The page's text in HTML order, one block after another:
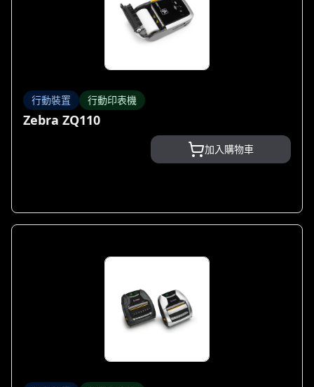
行動裝置 行動印表機
Zebra ZQ110
加入購物車